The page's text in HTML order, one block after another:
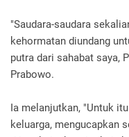
"Saudara-saudara
kehormatan diundang
putra dari sahabat saya,
Prabowo.
Ia melanjutkan, "Untuk
keluarga, mengucapkan